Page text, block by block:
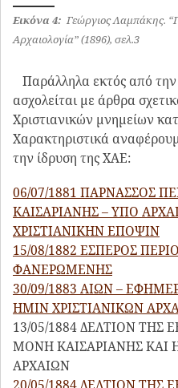
την ίδρυση της ΧΑΕ:
06/07/1881 ΠΑΡΝΑΣΣΟΣ
ΧΡΙΣΤΙΑΝΙΚΗΝ ΕΠΟΨΙΝ
15/08/1882 ΕΣΠΕΡΟΣ
ΦΑΝΕΡΩΜΕΝΗΣ
30/09/1883 ΑΙΩΝ –
ΗΜΙΝ ΧΡΙΣΤΙΑΝΙΚΩΝ
ΜΟΝΗ ΚΑΙΣΑΡΙΑΝΗΣ ΚΑΙ
ΑΡΧΑΙΩΝ
20/05/1884 ΔΕΛΤΙΟΝ ΤΗΣ
ΜΟΝΗ ΚΑΙΣΑΡΙΑΝΗΣ ΚΑΙ
ΑΡΧΑΙΩΝ
12/08/1884 ΕΒΔΟΜΑΣ –
Γ.ΛΑΜΠΑΚΗ ΠΕΡΙ ΤΩΝ
19/08/1884 ΕΒΔΟΜΑΣ –
Γ.ΛΑΜΠΑΚΗ ΠΕΡΙ ΤΩΝ